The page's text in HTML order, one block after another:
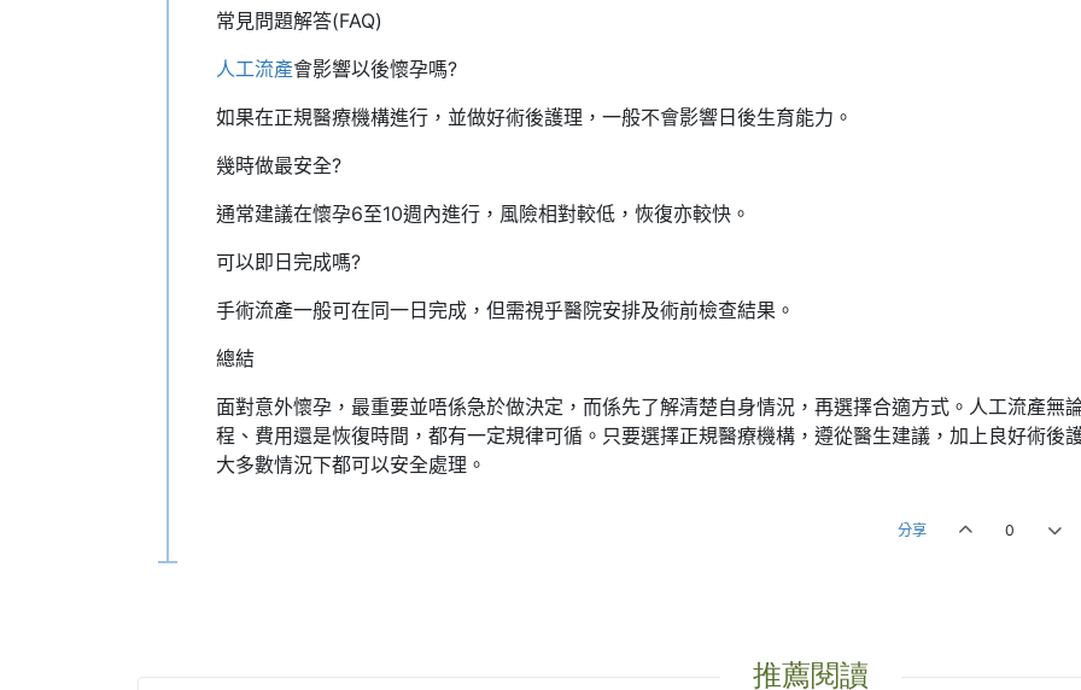
常見問題解答(FAQ)
人工流產會影響以後懷孕嗎?
如果在正規醫療機構進行，並做好術後護理，一般不會影響日後生育能力。
幾時做最安全?
通常建議在懷孕6至10週內進行，風險相對較低，恢復亦較快。
可以即日完成嗎?
手術流產一般可在同一日完成，但需視乎醫院安排及術前檢查結果。
總結
面對意外懷孕，最重要並唔係急於做決定，而係先了解清楚自身情況，再選擇合適方式。人工流產無
程、費用還是恢復時間，都有一定規律可循。只要選擇正規醫療機構，遵從醫生建議，加上良好術後
大多數情況下都可以安全處理。
分享 0